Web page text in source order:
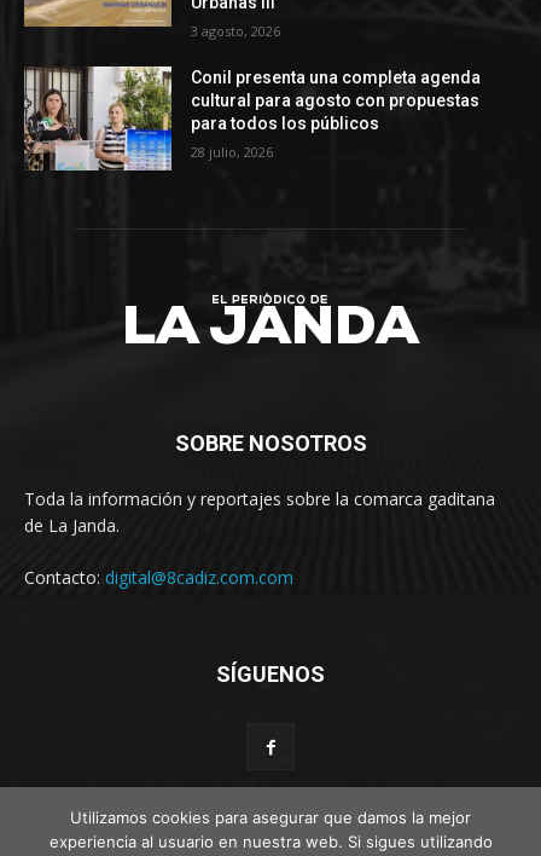
3 agosto, 2026
Conil presenta una completa agenda
cultural para agosto con propuestas
para todos los públicos
28 julio, 2026
SOBRE NOSOTROS
Toda la información y reportajes sobre la comarca gaditana
de La Janda.
Contacto: digital@8cadiz.com.com
SÍGUENOS
Utilizamos cookies para asegurar que damos la mejor
experiencia al usuario en nuestra web. Si sigues utilizando